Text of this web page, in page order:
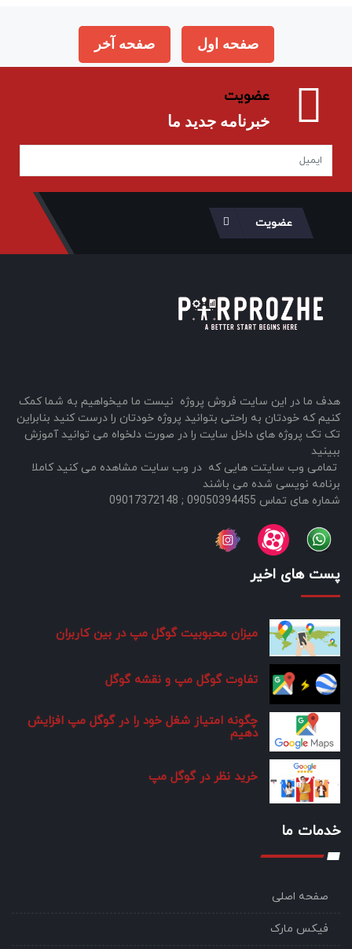
صفحه اول صفحه آخر
عضویت
خبرنامه جدید ما
عضویت
هدف ما در این سایت فروش پروژه نیست ما میخواهیم به شما کمک
کنیم که خودتان به راحتی بتوانید پروژه خودتان را درست کنید بنابراین
تک تک پروژه های داخل سایت را در صورت دلخواه می توانید آموزش
ببینید
تمامی وب سایتت هایی که در وب سایت مشاهده می کنید کاملا
برنامه نویسی شده می باشند
شماره های تماس 09050394455 ; 09017372148
پست های اخیر
میزان محبوبیت گوگل مپ در بین کاربران
تفاوت گوگل مپ و نقشه گوگل
چگونه امتیاز شغل خود را در گوگل مپ افزایش
دهیم
خرید نظر در گوگل مپ
خدمات ما
صفحه اصلی
فیکس مارک